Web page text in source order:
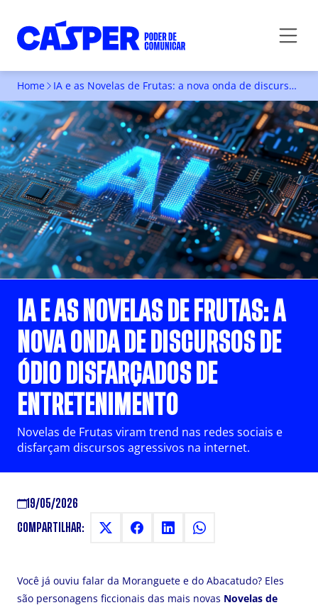
Home IA e as Novelas de Frutas: a nova onda de discursos de ódio disfarçados de entretenimento
IA E AS NOVELAS DE FRUTAS: A
NOVA ONDA DE DISCURSOS DE
ÓDIO DISFARÇADOS DE
ENTRETENIMENTO
Novelas de Frutas viram trend nas redes sociais e
disfarçam discursos agressivos na internet.
19/05/2026
COMPARTILHAR:
Você já ouviu falar da Moranguete e do Abacatudo? Eles
são personagens ficcionais das mais novas Novelas de